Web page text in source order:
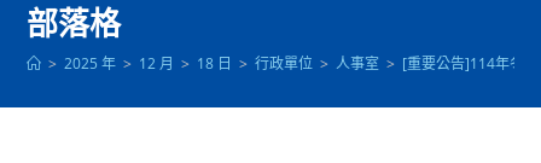
部落格
> 2025 年 > 12 月 > 18 日 > 行政單位 > 人事室 > [重要公告]114年冬